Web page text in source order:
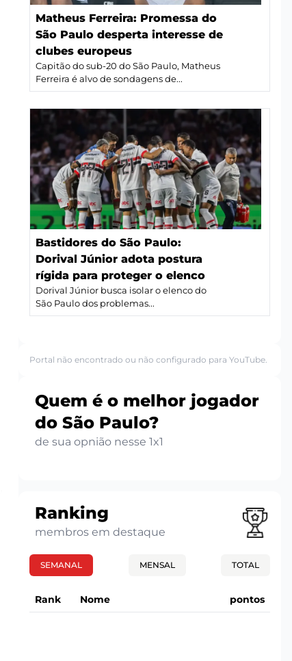
Matheus Ferreira: Promessa do
São Paulo desperta interesse de
clubes europeus
Capitão do sub-20 do São Paulo, Matheus
Ferreira é alvo de sondagens de...
Bastidores do São Paulo:
Dorival Júnior adota postura
rígida para proteger o elenco
Dorival Júnior busca isolar o elenco do
São Paulo dos problemas...
Portal não encontrado ou não configurado para YouTube.
Quem é o melhor jogador
do São Paulo?
de sua opnião nesse 1x1
Ranking
membros em destaque
SEMANAL MENSAL TOTAL
Rank Nome pontos